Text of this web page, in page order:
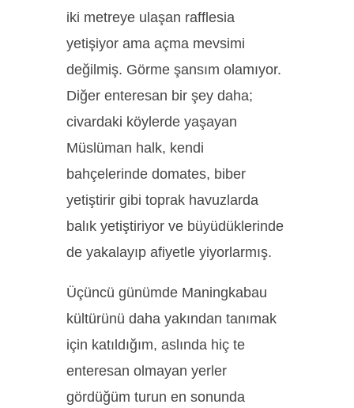
iki metreye ulaşan rafflesia
yetişiyor ama açma mevsimi
değilmiş. Görme şansım olamıyor.
Diğer enteresan bir şey daha;
civardaki köylerde yaşayan
Müslüman halk, kendi
bahçelerinde domates, biber
yetiştirir gibi toprak havuzlarda
balık yetiştiriyor ve büyüdüklerinde
de yakalayıp afiyetle yiyorlarmış.
Üçüncü günümde Maningkabau
kültürünü daha yakından tanımak
için katıldığım, aslında hiç te
enteresan olmayan yerler
gördüğüm turun en sonunda